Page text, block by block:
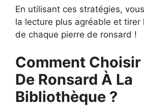
En utilisant ces stratégies,
la lecture plus agréable et tirer
de chaque pierre de ronsard !
Comment Choisir
De Ronsard À La
Bibliothèque ?